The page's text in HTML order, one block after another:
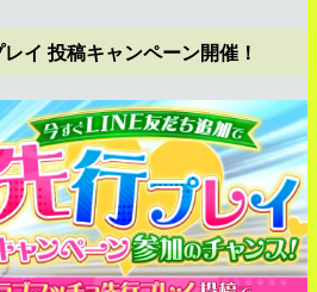
イ 投稿キャンペーン開催！